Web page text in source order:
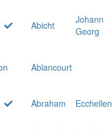
Abicht
Johann
Georg
Ablancourt
Abraham